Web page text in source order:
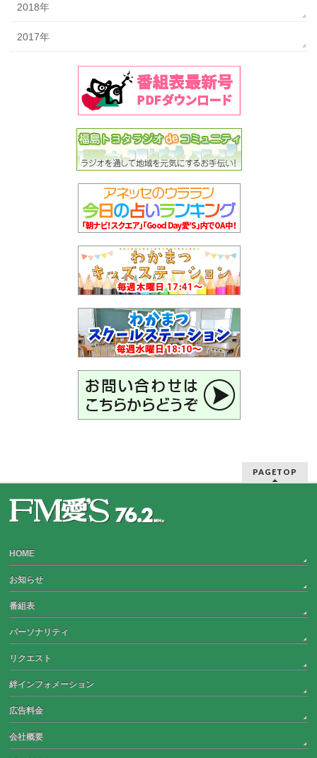
2018年
2017年
PAGETOP
HOME
お知らせ
番組表
パーソナリティ
リクエスト
絆インフォメーション
広告料金
会社概要